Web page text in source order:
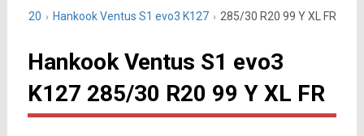
30 R20 Hankook Ventus S1 evo3 K127 285/30 R20 99 Y XL FR
Hankook Ventus S1 evo3
K127 285/30 R20 99 Y XL FR